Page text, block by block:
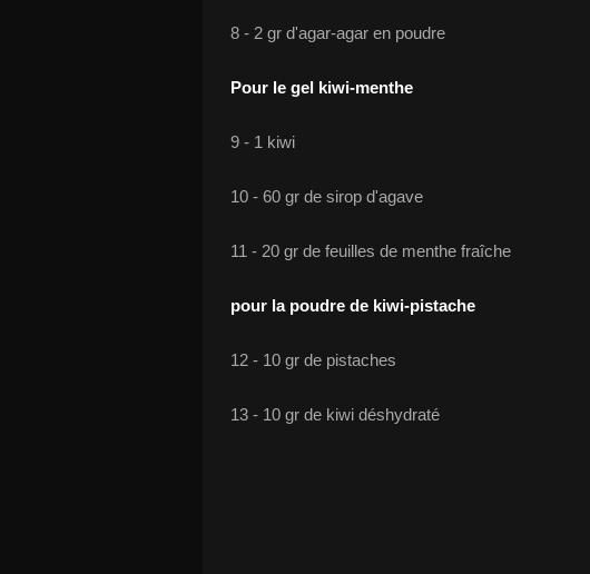
8 - 2 gr d'agar-agar en poudre
Pour le gel kiwi-menthe
9 - 1 kiwi
10 - 60 gr de sirop d'agave
11 - 20 gr de feuilles de menthe fraîche
pour la poudre de kiwi-pistache
12 - 10 gr de pistaches
13 - 10 gr de kiwi déshydraté